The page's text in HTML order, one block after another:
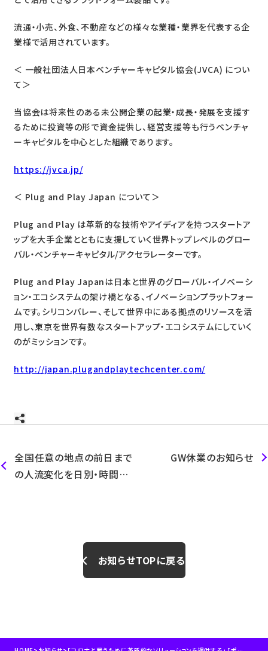
流通・小売、外食、不動産などの様々な業種・業界を代表する企
業様で活用されています。
＜ 一般社団法人日本ベンチャーキャピタル協会(JVCA) につい
て＞
当協会は将来性のある未公開企業の起業・成長・発展を支援す
るために投資等の形で資金提供し、経営支援等も行うベンチャ
ーキャピタルを中心とした組織であります。
https://jvca.jp/
＜ Plug and Play Japan について＞
Plug and Play は革新的な技術やアイディアを持つスタートア
ップを大手企業とともに支援していく世界トップレベルのグロー
バル・ベンチャーキャピタル/アクセラレーターです。
Plug and Play Japanは日本と世界のグローバル・イノベーシ
ョン・エコシステムの架け橋となる、イノベーションプラットフォー
ムです。シリコンバレー、そして世界中にある拠点のリソースを活
用し、東京を世界有数なスタートアップ・エコシステムにしていく
のがミッションです。
http://japan.plugandplaytechcenter.com/
全国任意の地点の前日まで
の人流変化を日別・時間別
GW休業のお知らせ
お知らせTOPに戻る